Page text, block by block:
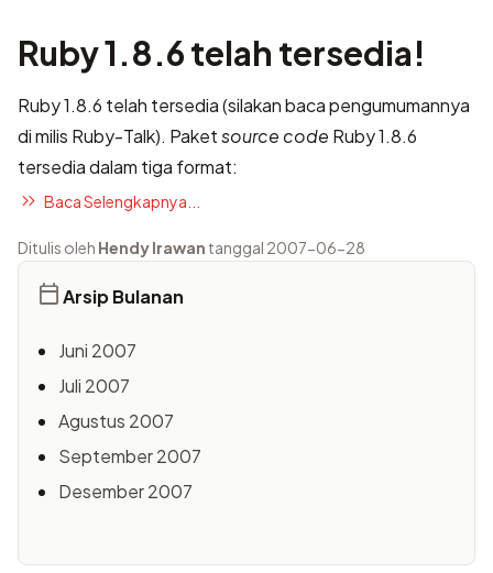
Ruby 1.8.6 telah tersedia!
Ruby 1.8.6 telah tersedia (silakan bacapengumumannya
di milis Ruby-Talk). Paketsource code Ruby 1.8.6
tersedia dalam tiga format:
Baca Selengkapnya...
Ditulis oleh Hendy Irawan tanggal 2007-06-28
Arsip Bulanan
Juni 2007
Juli 2007
Agustus 2007
September 2007
Desember 2007